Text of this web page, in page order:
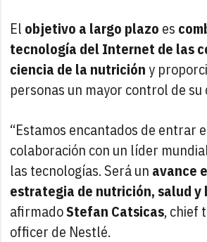
El objetivo a largo plazo es
tecnología del Internet de las
ciencia de la nutricióny
personas un mayor control de su
“Estamos encantados de entrar
colaboración con un líder
las tecnologías. Será un avance
estrategia de nutrición, salud y
afirmadoStefan Catsicas, chief
officer de Nestlé.